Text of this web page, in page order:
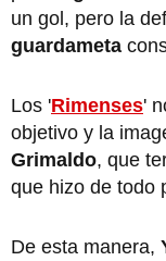
un gol, pero la
guardameta
Los 'Rimenses'
objetivo y la
Grimaldo, que
que hizo de todo
De esta manera,